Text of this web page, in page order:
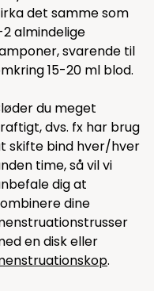
det samme som
2 almindelige
svarende til
15-20 ml blod.
du meget
dvs. fx har brug
skifte bind hver/hver
time, så vil vi
dig at
dine
en disk eller
.